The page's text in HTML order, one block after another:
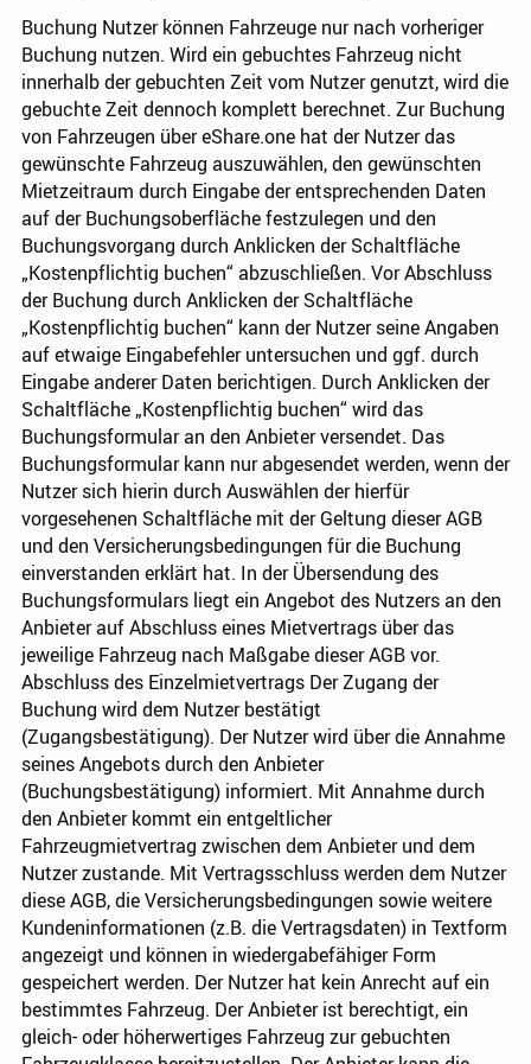
Buchung Nutzer können Fahrzeuge nur nach vorheriger
Buchung nutzen. Wird ein gebuchtes Fahrzeug nicht
innerhalb der gebuchten Zeit vom Nutzer genutzt, wird die
gebuchte Zeit dennoch komplett berechnet. Zur Buchung
von Fahrzeugen über eShare.one hat der Nutzer das
gewünschte Fahrzeug auszuwählen, den gewünschten
Mietzeitraum durch Eingabe der entsprechenden Daten
auf der Buchungsoberfläche festzulegen und den
Buchungsvorgang durch Anklicken der Schaltfläche
„Kostenpflichtig buchen“ abzuschließen. Vor Abschluss
der Buchung durch Anklicken der Schaltfläche
„Kostenpflichtig buchen“ kann der Nutzer seine Angaben
auf etwaige Eingabefehler untersuchen und ggf. durch
Eingabe anderer Daten berichtigen. Durch Anklicken der
Schaltfläche „Kostenpflichtig buchen“ wird das
Buchungsformular an den Anbieter versendet. Das
Buchungsformular kann nur abgesendet werden, wenn der
Nutzer sich hierin durch Auswählen der hierfür
vorgesehenen Schaltfläche mit der Geltung dieser AGB
und den Versicherungsbedingungen für die Buchung
einverstanden erklärt hat. In der Übersendung des
Buchungsformulars liegt ein Angebot des Nutzers an den
Anbieter auf Abschluss eines Mietvertrags über das
jeweilige Fahrzeug nach Maßgabe dieser AGB vor.
Abschluss des Einzelmietvertrags Der Zugang der
Buchung wird dem Nutzer bestätigt
(Zugangsbestätigung). Der Nutzer wird über die Annahme
seines Angebots durch den Anbieter
(Buchungsbestätigung) informiert. Mit Annahme durch
den Anbieter kommt ein entgeltlicher
Fahrzeugmietvertrag zwischen dem Anbieter und dem
Nutzer zustande. Mit Vertragsschluss werden dem Nutzer
diese AGB, die Versicherungsbedingungen sowie weitere
Kundeninformationen (z.B. die Vertragsdaten) in Textform
angezeigt und können in wiedergabefähiger Form
gespeichert werden. Der Nutzer hat kein Anrecht auf ein
bestimmtes Fahrzeug. Der Anbieter ist berechtigt, ein
gleich- oder höherwertiges Fahrzeug zur gebuchten